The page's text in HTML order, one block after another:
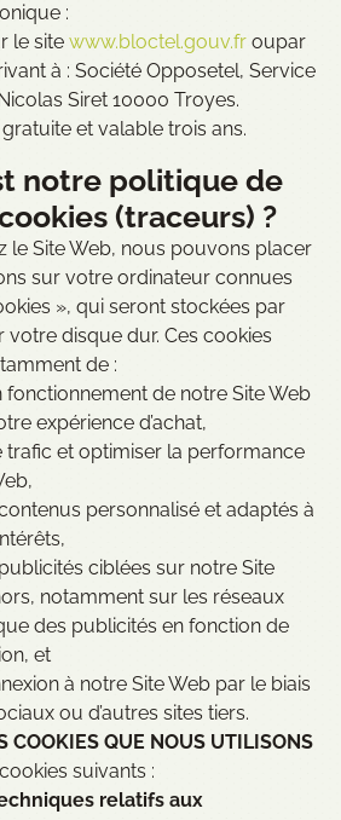
:
le site www.bloctel.gouv.fr oupar
à : Société Opposetel, Service
Siret 10000 Troyes.
et valable trois ans.
notre politique de
(traceurs) ?
le Site Web, nous pouvons placer
sur votre ordinateur connues
», qui seront stockées par
disque dur. Ces cookies
de :
fonctionnement de notre Site Web
expérience d’achat,
trafic et optimiser la performance
personnalisé et adaptés à
ciblées sur notre Site
notamment sur les réseaux
des publicités en fonction de
et
à notre Site Web par le biais
ou d’autres sites tiers.
COOKIES QUE NOUS UTILISONS
suivants :
relatifs aux